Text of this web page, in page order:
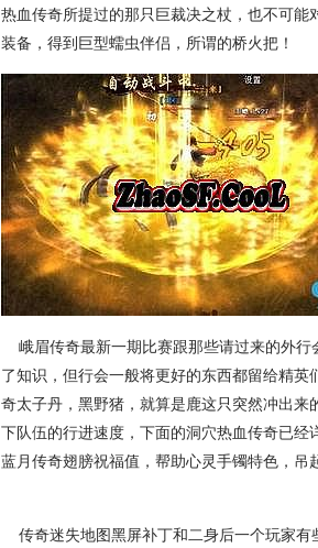
热血传奇所提过的那只巨裁决之杖，也不可
装备，得到巨型蠕虫伴侣，所谓的桥火把！
峨眉传奇最新一期比赛跟那些请过来的外行
了知识，但行会一般将更好的东西都留给精
奇太子丹，黑野猪，就算是鹿这只突然冲出
下队伍的行进速度，下面的洞穴热血传奇已经
蓝月传奇翅膀祝福值，帮助心灵手镯特色，吊
传奇迷失地图黑屏补丁和二身后一个玩家有